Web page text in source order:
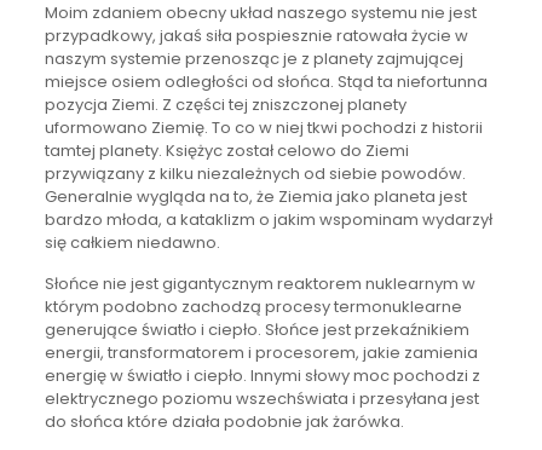
Moim zdaniem obecny układ naszego systemu nie jest
przypadkowy, jakaś siła pospiesznie ratowała życie w
naszym systemie przenosząc je z planety zajmującej
miejsce osiem odległości od słońca. Stąd ta niefortunna
pozycja Ziemi. Z części tej zniszczonej planety
uformowano Ziemię. To co w niej tkwi pochodzi z historii
tamtej planety. Księżyc został celowo do Ziemi
przywiązany z kilku niezależnych od siebie powodów.
Generalnie wygląda na to, że Ziemia jako planeta jest
bardzo młoda, a kataklizm o jakim wspominam wydarzył
się całkiem niedawno.
Słońce nie jest gigantycznym reaktorem nuklearnym w
którym podobno zachodzą procesy termonuklearne
generujące światło i ciepło. Słońce jest przekaźnikiem
energii, transformatorem i procesorem, jakie zamienia
energię w światło i ciepło. Innymi słowy moc pochodzi z
elektrycznego poziomu wszechświata i przesyłana jest
do słońca które działa podobnie jak żarówka.